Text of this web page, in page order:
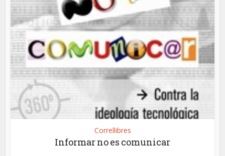
Correllibres
Informar no es comunicar